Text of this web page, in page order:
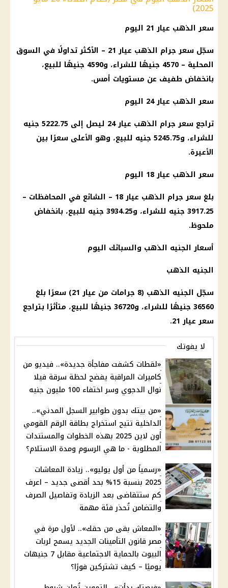
2025)
سعر الذهب عيار 21
اليوم
سجّل سعر جرام الذهب عيار 21
– الأكثر تداولًا في السوق
المحلية – 4570 جنيهًا للشراء، و4590 جنيهًا للبيع،
بانخفاض طفيف عن مستويات أمس.
سعر الذهب عيار 24
اليوم
تراجع سعر جرام الذهب عيار 24
ليصل إلى 5222.75 جنيه
للشراء، و5245.75 جنيه للبيع، وهو الأعلى سعرًا بين
الأعيرة.
سعر الذهب عيار 18
اليوم
بلغ سعر جرام الذهب عيار 18 – الشائع في المحافظات –
3917.25 جنيه للشراء، و3934.25 جنيه للبيع، بانخفاض
ملحوظ.
أسعار الجنيه الذهب والسبائك اليوم
الجنيه الذهب
سجّل الجنيه الذهب (8 جرامات من عيار 21
) سعرًا بلغ
36560 جنيهًا للشراء، و36720 جنيهًا للبيع، متأثرًا بتراجع
سعرعيار 21
.
لا يفوتك
«لقطات كشفت مفاجأة جديدة».. فيديو من
كاميرات المراقبة يفضح لحظة سرقة فيلا
نوال الدجوي وسر اختفاء 100 مليون جنيه
«من بيتك بدون طوابير السجل المدني»..
الداخلية تتيح استخراج بطاقة الرقم القومي
أون لاين 2025 بهذه الخطوات والمستندات
المطلوبة - ما هي الرسوم ومدة الاستلام؟
«رسمياً من أول يوليو».. زيادة المعاشات
2025 بنسبة 15% بحد أقصى جديد – اعرف
كم ستتقاضى بعد الزيادة وتفاصيل الصرف
والتضامن تُحذر فئة مهمة
«المعاش بقى من حقك».. لأول مرة في
مصر قانون التأمينات الجديد يسمح لربات
البيوت بالحماية الاجتماعية مقابل 7 جنيهات
يوميًا – كيف تشتركين فورًا؟